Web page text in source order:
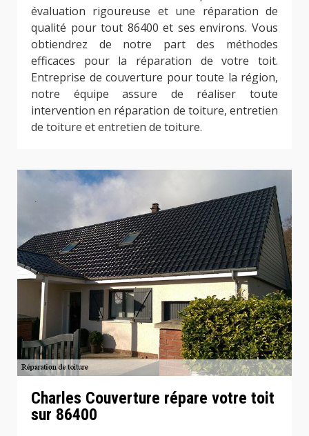
évaluation rigoureuse et une réparation de
qualité pour tout 86400 et ses environs. Vous
obtiendrez de notre part des méthodes
efficaces pour la réparation de votre toit.
Entreprise de couverture pour toute la région,
notre équipe assure de réaliser toute
intervention en réparation de toiture, entretien
de toiture et entretien de toiture.
Charles Couverture répare votre toit
sur 86400